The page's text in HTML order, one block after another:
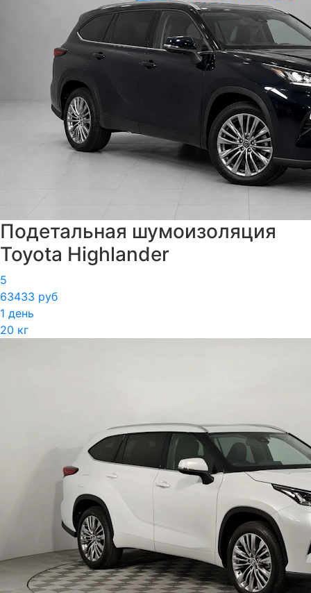
Подетальная шумоизоляция
Toyota Highlander
5
63433 руб
1 день
20 кг